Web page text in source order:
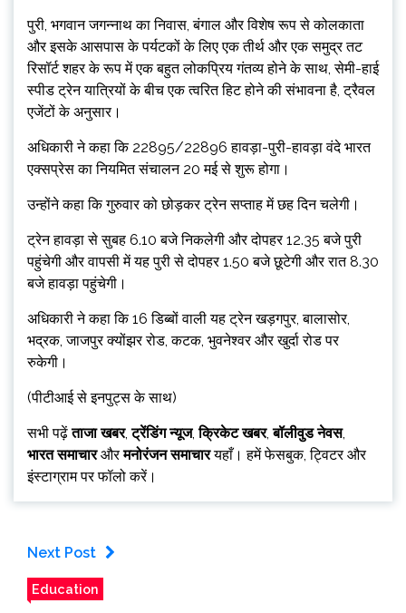
पुरी, भगवान जगन्नाथ का निवास, बंगाल और विशेष रूप से कोलकाता
और इसके आसपास के पर्यटकों के लिए एक तीर्थ और एक समुद्र तट
रिसॉर्ट शहर के रूप में एक बहुत लोकप्रिय गंतव्य होने के साथ, सेमी-हाई
स्पीड ट्रेन यात्रियों के बीच एक त्वरित हिट होने की संभावना है, ट्रैवल
एजेंटों के अनुसार।
अधिकारी ने कहा कि 22895/22896 हावड़ा-पुरी-हावड़ा वंदे भारत
एक्सप्रेस का नियमित संचालन 20 मई से शुरू होगा।
उन्होंने कहा कि गुरुवार को छोड़कर ट्रेन सप्ताह में छह दिन चलेगी।
ट्रेन हावड़ा से सुबह 6.10 बजे निकलेगी और दोपहर 12.35 बजे पुरी
पहुंचेगी और वापसी में यह पुरी से दोपहर 1.50 बजे छूटेगी और रात 8.30
बजे हावड़ा पहुंचेगी।
अधिकारी ने कहा कि 16 डिब्बों वाली यह ट्रेन खड़गपुर, बालासोर,
भद्रक, जाजपुर क्योंझर रोड, कटक, भुवनेश्वर और खुर्दा रोड पर
रुकेगी।
(पीटीआई से इनपुट्स के साथ)
सभी पढ़ेंताजा खबर,ट्रेंडिंग न्यूज,क्रिकेट खबर,बॉलीवुड नेवस,
भारत समाचारऔरमनोरंजन समाचारयहाँ। हमें फेसबुक, ट्विटर और
इंस्टाग्राम पर फॉलो करें।
Next Post
Education